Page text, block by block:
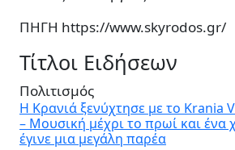
ΠΗΓΗ https://www.skyrodos.gr/
Τίτλοι Ειδήσεων
Πολιτισμός
Η Κρανιά ξενύχτησε με το Krania
– Μουσική μέχρι το πρωί και ένα
έγινε μια μεγάλη παρέα